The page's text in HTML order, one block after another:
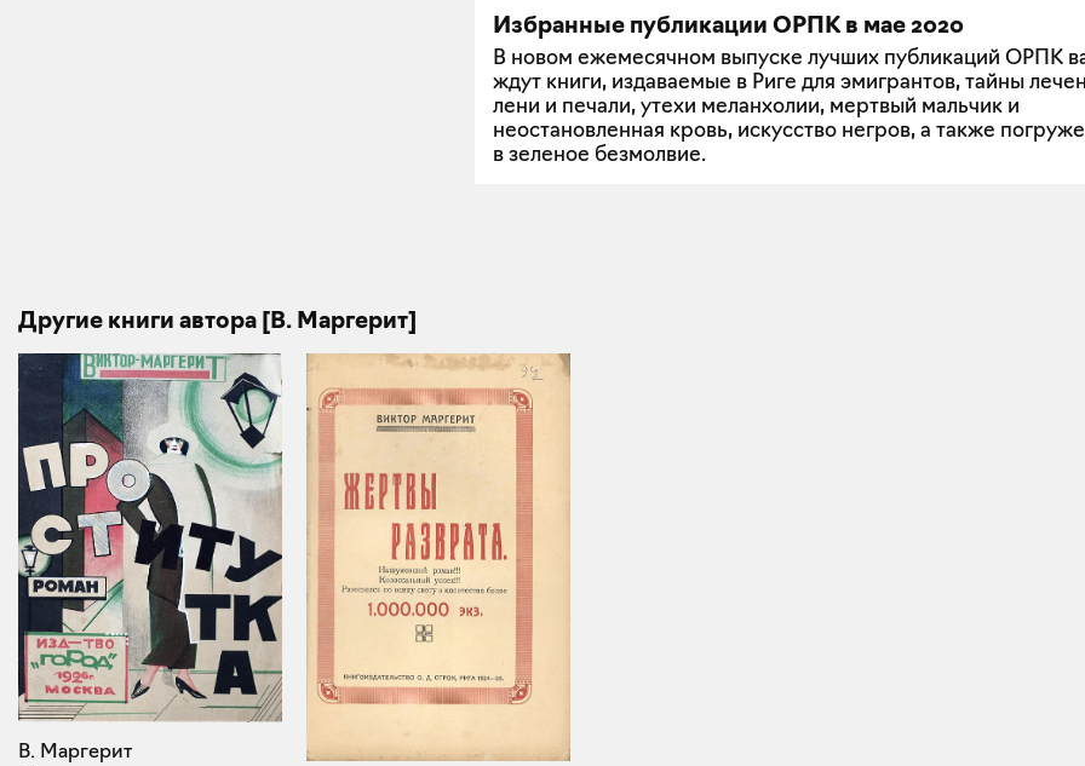
Избранные публикации ОРПК в мае 2020
В новом ежемесячном выпуске лучших публикаций ОРПК
ждут книги, издаваемые в Риге для эмигрантов, тайны
лени и печали, утехи меланхолии, мертвый мальчик и
неостановленная кровь, искусство негров, а также
в зеленое безмолвие.
Другие книги автора [В. Маргерит]
В. Маргерит